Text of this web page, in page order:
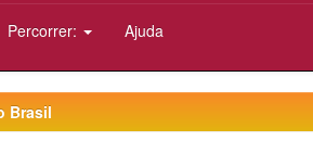
Percorrer: Ajuda
Brasil